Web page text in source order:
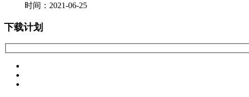
时间：2021-06-25
下载计划